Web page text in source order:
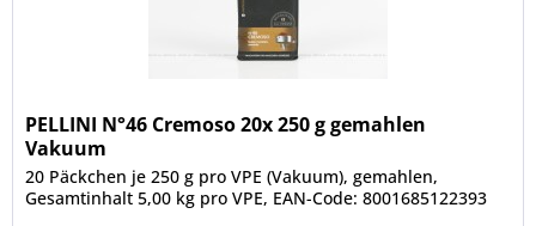
PELLINI N°46 Cremoso 20x 250 g gemahlen
Vakuum
20 Päckchen je 250 g pro VPE (Vakuum), gemahlen,
Gesamtinhalt 5,00 kg pro VPE, EAN-Code: 8001685122393